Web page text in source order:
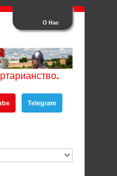
О Нас
Telegram